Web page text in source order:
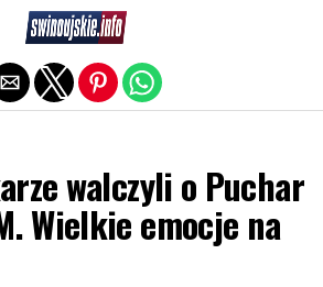
walczyli o Puchar
Wielkie emocje na
Exit mobile version